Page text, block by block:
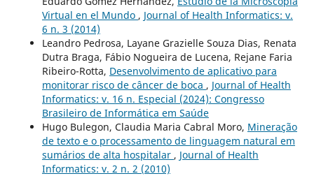
Virtual en el Mundo , Journal of Health Informatics: v.
6 n. 3 (2014)
Leandro Pedrosa, Layane Grazielle Souza Dias, Renata
Dutra Braga, Fábio Nogueira de Lucena, Rejane Faria
Ribeiro-Rotta, Desenvolvimento de aplicativo para
monitorar risco de câncer de boca , Journal of Health
Informatics: v. 16 n. Especial (2024): Congresso
Brasileiro de Informática em Saúde
Hugo Bulegon, Claudia Maria Cabral Moro, Mineração
de texto e o processamento de linguagem natural em
sumários de alta hospitalar , Journal of Health
Informatics: v. 2 n. 2 (2010)